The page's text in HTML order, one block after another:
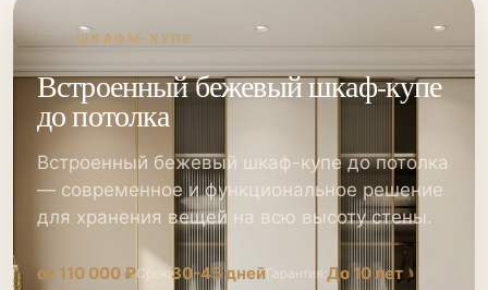
ШКАФЫ-КУПЕ
Встроенный бежевый шкаф-купе
до потолка
Встроенный бежевый шкаф-купе до потолка
— современное и функциональное решение
для хранения вещей на всю высоту стены.
от 110 000 ₽Срок:30-45 дней Гарантия:До 10 лет